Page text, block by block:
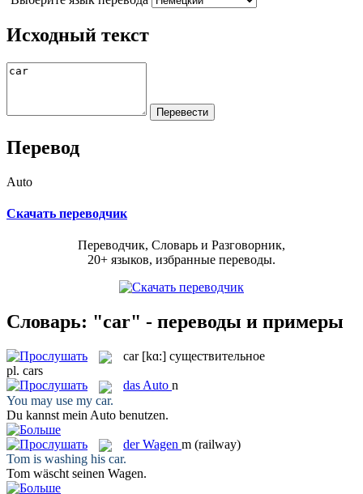
Исходный текст
Перевод
Auto
Скачать переводчик
Переводчик, Словарь и Разговорник,
20+ языков, избранные переводы.
Словарь: "car" - переводы и примеры
car [kɑ:] существительное
pl. cars
das Auto n
You may use my car.
Du kannst mein Auto benutzen.
derWagen m (railway)
Tom is washing his car.
Tom wäscht seinen Wagen.